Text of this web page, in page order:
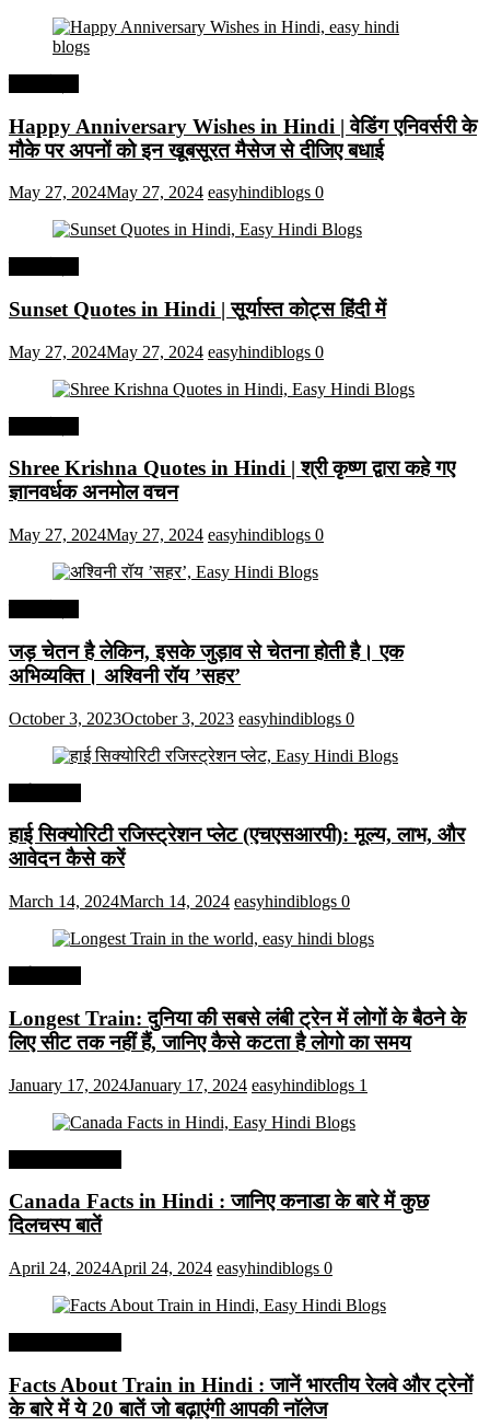
Happy Anniversary Wishes in Hindi | वेडिंग एनिवर्सरी के
मौके पर अपनों को इन खूबसूरत मैसेज से दीजिए बधाई
May 27, 2024May 27, 2024 easyhindiblogs 0
Sunset Quotes in Hindi | सूर्यास्त कोट्स हिंदी में
May 27, 2024May 27, 2024 easyhindiblogs 0
Shree Krishna Quotes in Hindi | श्री कृष्ण द्वारा कहे गए
ज्ञानवर्धक अनमोल वचन
May 27, 2024May 27, 2024 easyhindiblogs 0
जड़ चेतन है लेकिन, इसके जुड़ाव से चेतना होती है। एक
अभिव्यक्ति। अश्विनी रॉय ’सहर’
October 3, 2023October 3, 2023 easyhindiblogs 0
हाई सिक्योरिटी रजिस्ट्रेशन प्लेट (एचएसआरपी): मूल्य, लाभ, और
आवेदन कैसे करें
March 14, 2024March 14, 2024 easyhindiblogs 0
Longest Train: दुनिया की सबसे लंबी ट्रेन में लोगों के बैठने के
लिए सीट तक ​​नहीं हैं, जानिए कैसे कटता है लोगो का समय
January 17, 2024January 17, 2024 easyhindiblogs 1
Canada Facts in Hindi : जानिए कनाडा के बारे में कुछ
दिलचस्प बातें
April 24, 2024April 24, 2024 easyhindiblogs 0
Facts About Train in Hindi : जानें भारतीय रेलवे और ट्रेनों
के बारे में ये 20 बातें जो बढ़ाएंगी आपकी नाॅलेज